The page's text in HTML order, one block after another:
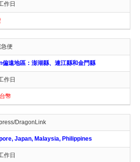
作日
便
偏遠地區：澎湖縣、連江縣和金門縣
作日
幣
DragonLink
Japan, Malaysia, Philippines
作日